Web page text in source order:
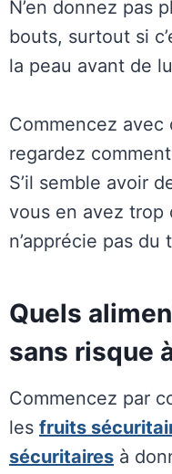
N’en donnez pas
bouts, surtout si
la peau avant de
Commencez
regardez
S’il semble avoir
vous en avez trop
n’apprécie pas du
Quels
sans risque
Commencez par
les fruits
sécuritaires à